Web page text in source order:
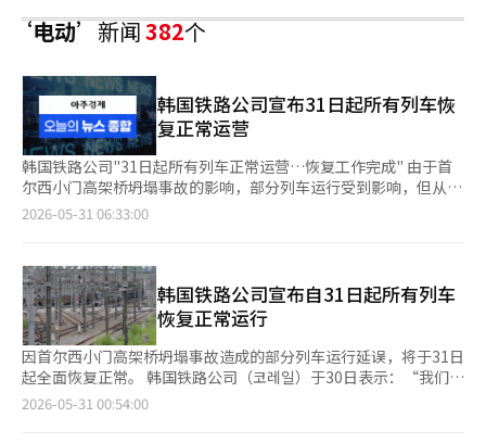
‘电动’新闻382个
韩国铁路公司宣布31日起所有列车恢
复正常运营
韩国铁路公司"31日起所有列车正常运营…恢复工作完成" 由于首
尔西小门高架桥坍塌事故的影响，部分列车运行受到影响，但从31
日起将全面恢复正常运营。 韩国铁路公司（코레일）于30日表
铁路部门在首尔市完成西小门高架桥拆除工程后，进行了电车支柱
的拆除与新建、电线架设、信号设备安装等铁路设施的恢复工作。
同时，夜间进行了轨道损坏情况的确认、线路检查、作业车辆（电
动机车）运行及列车试运行等安全检查。 韩国铁路公司表示，经
过车辆检查和维护后，将逐步投入列车，从而实现31日起所有列车
的正常运营。 在此之前，韩国铁路公司在坍塌事故发生四天后，
于当天上午恢复了京义线的列车运行。江陵线和中央线KTX-易音
的首尔至清凉里区间也从当天起恢复正常运营。 韩国铁路公司社
2026-05-31 06:33:00
韩国铁路公司宣布自31日起所有列车
恢复正常运行
因首尔西小门高架桥坍塌事故造成的部分列车运行延误，将于31日
起全面恢复正常。 韩国铁路公司（코레일）于30日表示：“我们动
用了所有可用资源，完成了事故的恢复工作，从31日起所有列车将
2026-05-31 00:54:00